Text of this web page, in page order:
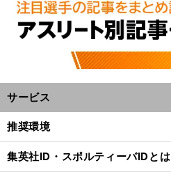
サービス
推奨環境
集英社ID・スポルティーバIDとは